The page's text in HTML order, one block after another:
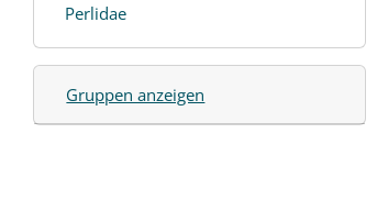
Perlidae
Gruppen anzeigen